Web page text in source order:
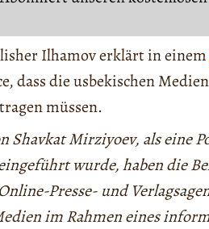
Ilhamov erklärt in einem
die usbekischen
müssen.
Shavkat Mirziyoev, als eine
wurde, haben die
Presse- und
im Rahmen eines